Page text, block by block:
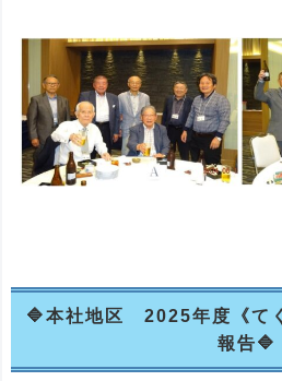
本社地区 2025年度《て
報告